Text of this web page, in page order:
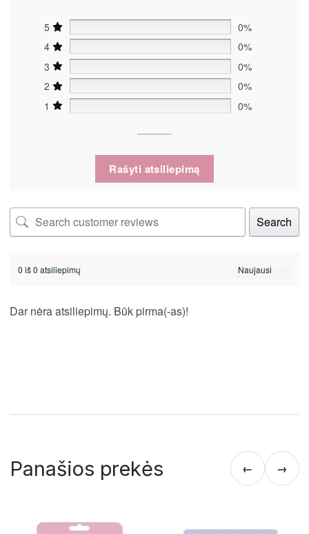
5
0%
4
0%
3
0%
2
0%
1
0%
Rašyti atsiliepimą
Search
0 iš 0 atsiliepimų
Dar nėra atsiliepimų. Būk pirma(-as)!
Panašios prekės ← →